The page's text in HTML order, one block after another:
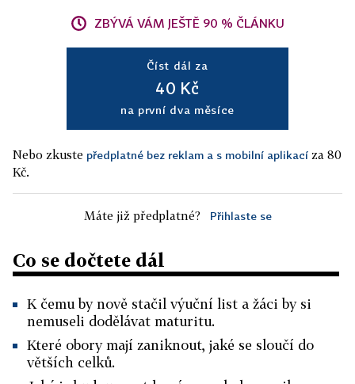
ZBÝVÁ VÁM JEŠTĚ 90 % ČLÁNKU
Číst dál za
40 Kč
na první dva měsíce
Nebo zkuste předplatné bez reklam a s mobilní aplikací za 80
Kč.
Máte již předplatné? Přihlaste se
Co se dočtete dál
K čemu by nově stačil výuční list a žáci by si
nemuseli dodělávat maturitu.
Které obory mají zaniknout, jaké se sloučí do
větších celků.